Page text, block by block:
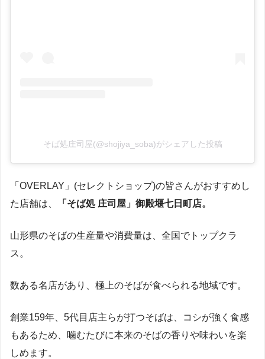
そば処庄司屋(@shojiya_soba)がシェアした投稿
「OVERLAY」(セレクトショップ)の皆さんがおすすめし
た店舗は、
「そば処 庄司屋」御殿堰七日町店。
山形県のそばの生産量や消費量は、全国でトップクラ
ス。
数ある名店があり、極上のそばが食べられる地域です。
創業159年、5代目店主らが打つそばは、コシが強く食感
もあるため、噛むたびに本来のそばの香りや味わいを楽
しめます。